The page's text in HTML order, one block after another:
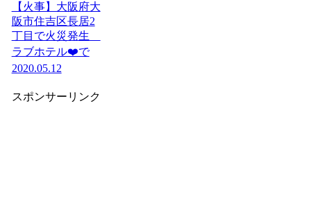
【火事】大阪府大
阪市住吉区長居2
丁目で火災発生
ラブホテル❤️で
2020.05.12
スポンサーリンク